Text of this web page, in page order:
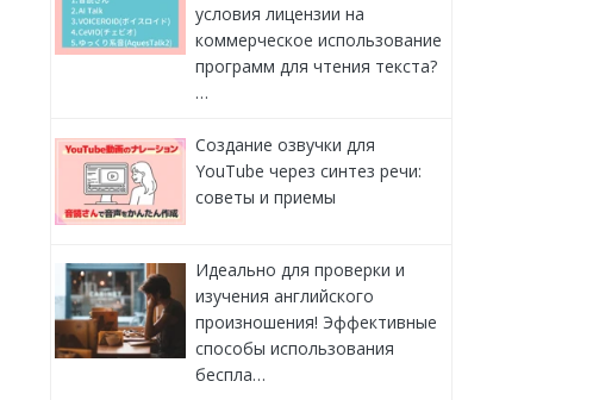
условия лицензии на
коммерческое использование
программ для чтения текста?
…
Создание озвучки для
YouTube через синтез речи:
советы и приемы
Идеально для проверки и
изучения английского
произношения! Эффективные
способы использования
беспла…